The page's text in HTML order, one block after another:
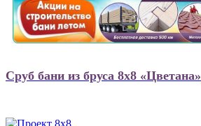
Сруб бани из бруса 8х8 «Цветана»